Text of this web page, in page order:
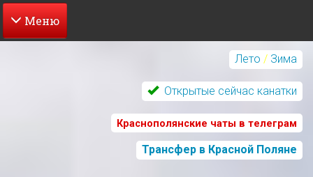
Перейти
Лето / Зима
Открытые сейчас канатки
Краснополянские чаты в телеграм
Трансфер в Красной Поляне